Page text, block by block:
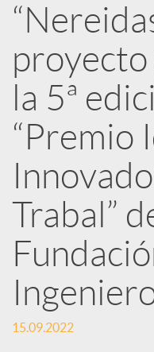
b
l
i
c
a
d
o
proyecto
la 5ª
“Premio
Trabal”
15.09.2022